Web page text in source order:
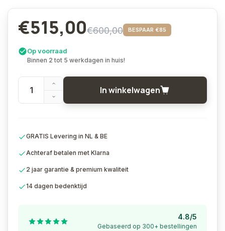
€515,00€600,00 BESPAAR €85
Op voorraad
Binnen 2 tot 5 werkdagen in huis!
In winkelwagen
GRATIS Levering in NL & BE
Achteraf betalen met Klarna
2 jaar garantie & premium kwaliteit
14 dagen bedenktijd
4.8/5
Gebaseerd op 300+ bestellingen